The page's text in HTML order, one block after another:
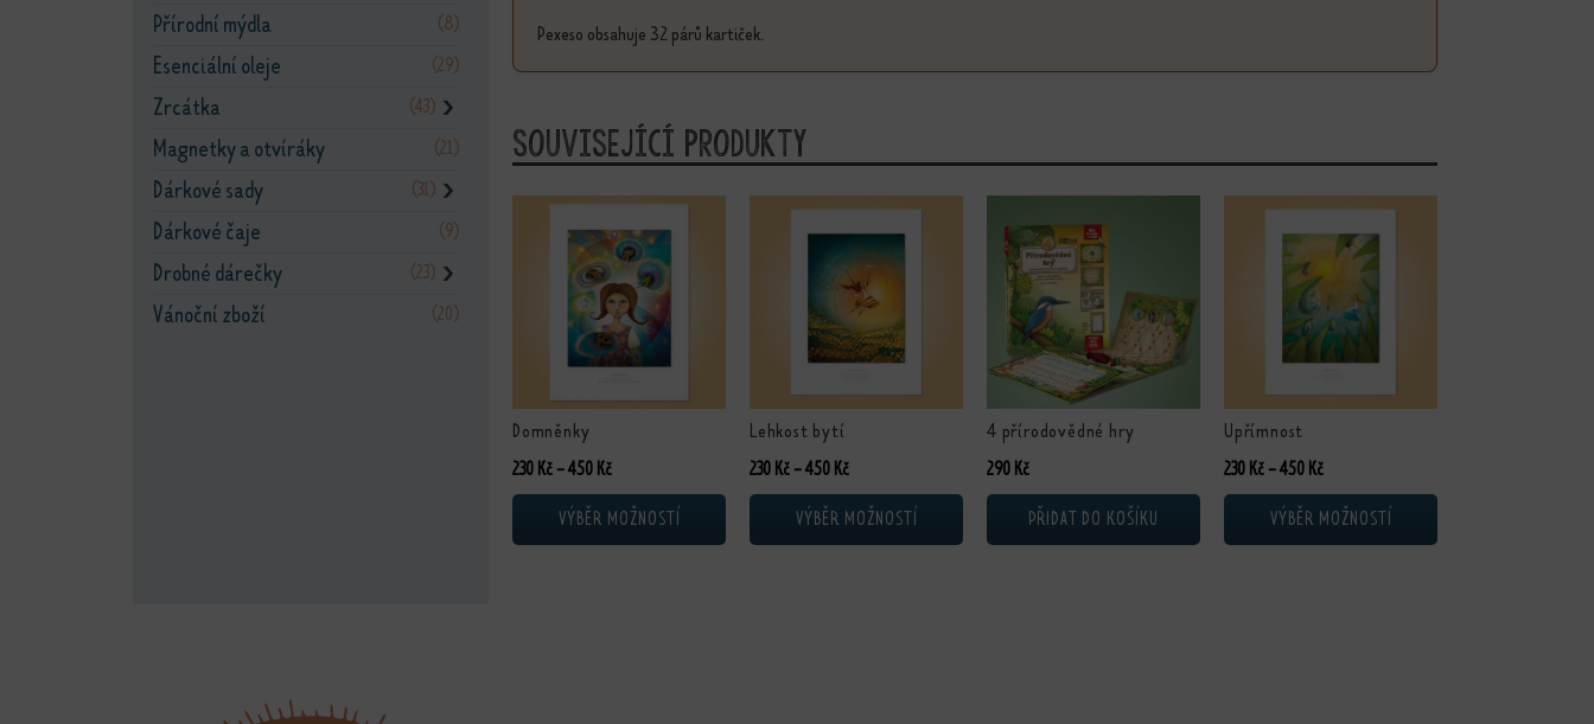
Přírodní mýdla (8)
Esenciální oleje (29)
Zrcátka (43) ❯
Magnetky a otvíráky (21)
Dárkové sady (31) ❯
Dárkové čaje (9)
Drobné dárečky (23) ❯
Vánoční zboží (20)
Pexeso obsahuje 32 párů kartiček.
Související produkty
Domněnky
230 Kč –450 KčRozpětí cen: 230 Kč až 450 Kč
VÝBĚR MOŽNOSTÍ
Tento produkt má více variant. Možnosti lze vybrat na stránce produktu
Lehkost bytí
230 Kč –450 KčRozpětí cen: 230 Kč až 450 Kč
VÝBĚR MOŽNOSTÍ
Tento produkt má více variant. Možnosti lze vybrat na stránce produktu
4 přírodovědné hry
290 Kč
PŘIDAT DO KOŠÍKU
Upřímnost
230 Kč –450 KčRozpětí cen: 230 Kč až 450 Kč
VÝBĚR MOŽNOSTÍ
Tento produkt má více variant. Možnosti lze vybrat